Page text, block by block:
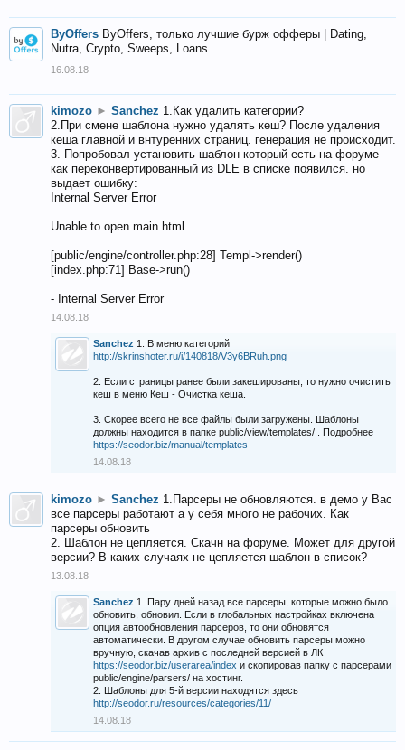
ByOffers ByOffers, только лучшие бурж офферы | Dating,
Nutra, Crypto, Sweeps, Loans
16.08.18
kimozo ► Sanchez 1.Как удалить категории?
2.При смене шаблона нужно удалять кеш? После удаления
кеша главной и внтуренних страниц. генерация не происходит.
3. Попробовал установить шаблон который есть на форуме
как переконвертированный из DLE в списке появился. но
выдает ошибку:
Internal Server Error
Unable to open main.html
[public/engine/controller.php:28] Templ->render()
[index.php:71] Base->run()
- Internal Server Error
14.08.18
Sanchez 1. В меню категорий
http://skrinshoter.ru/i/140818/V3y6BRuh.png
2. Если страницы ранее были закешированы, то нужно очистить
кеш в меню Кеш - Очистка кеша.
3. Скорее всего не все файлы были загружены. Шаблоны
должны находится в папке public/view/templates/ . Подробнее
https://seodor.biz/manual/templates
14.08.18
kimozo ► Sanchez 1.Парсеры не обновляются. в демо у Вас
все парсеры работают а у себя много не рабочих. Как
парсеры обновить
2. Шаблон не цепляется. Скачн на форуме. Может для другой
версии? В каких случаях не цепляется шаблон в список?
13.08.18
Sanchez 1. Пару дней назад все парсеры, которые можно было
обновить, обновил. Если в глобальных настройках включена
опция автообновления парсеров, то они обновятся
автоматически. В другом случае обновить парсеры можно
вручную, скачав архив с последней версией в ЛК
https://seodor.biz/userarea/index и скопировав папку с парсерами
public/engine/parsers/ на хостинг.
2. Шаблоны для 5-й версии находятся здесь
http://seodor.ru/resources/categories/11/
14.08.18